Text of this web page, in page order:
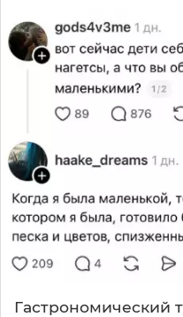
Гастрономический